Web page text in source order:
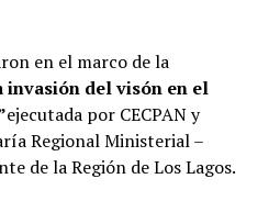
en el marco de la
invasión del visón en el
ejecutada por CECPAN y
Regional Ministerial –
de la Región de Los Lagos.